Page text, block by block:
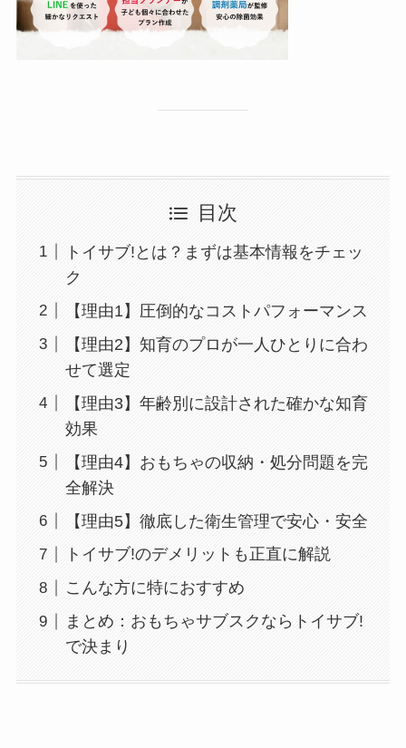
目次
トイサブ!とは？まずは基本情報をチェッ
ク
【理由1】圧倒的なコストパフォーマンス
【理由2】知育のプロが一人ひとりに合わ
せて選定
【理由3】年齢別に設計された確かな知育
効果
【理由4】おもちゃの収納・処分問題を完
全解決
【理由5】徹底した衛生管理で安心・安全
トイサブ!のデメリットも正直に解説
こんな方に特におすすめ
まとめ：おもちゃサブスクならトイサブ!
で決まり